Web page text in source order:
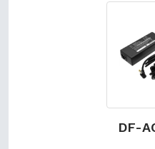
DF-